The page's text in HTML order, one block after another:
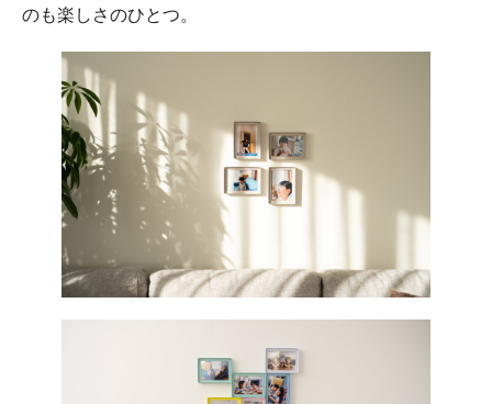
のも楽しさのひとつ。